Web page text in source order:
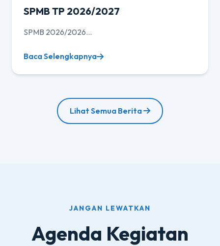
SPMB TP 2026/2027
SPMB 2026/2026...
Baca Selengkapnya
Lihat Semua Berita
JANGAN LEWATKAN
Agenda Kegiatan